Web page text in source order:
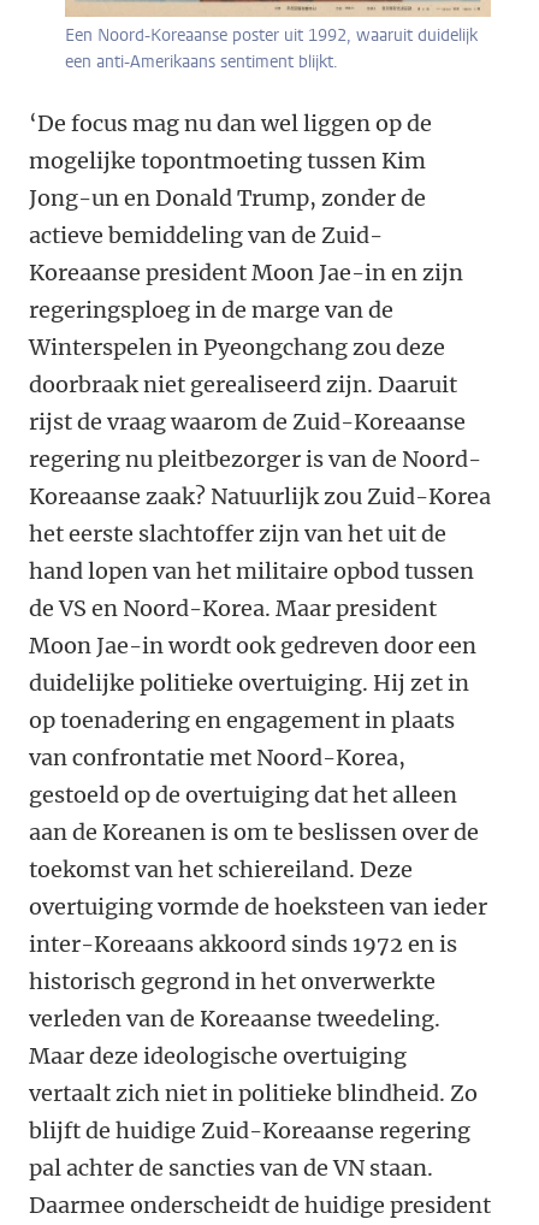
Een Noord-Koreaanse poster uit 1992, waaruit duidelijk
een anti-Amerikaans sentiment blijkt.
‘De focus mag nu dan wel liggen op de
mogelijke topontmoeting tussen Kim
Jong-un en Donald Trump, zonder de
actieve bemiddeling van de Zuid-
Koreaanse president Moon Jae-in en zijn
regeringsploeg in de marge van de
Winterspelen in Pyeongchang zou deze
doorbraak niet gerealiseerd zijn. Daaruit
rijst de vraag waarom de Zuid-Koreaanse
regering nu pleitbezorger is van de Noord-
Koreaanse zaak? Natuurlijk zou Zuid-Korea
het eerste slachtoffer zijn van het uit de
hand lopen van het militaire opbod tussen
de VS en Noord-Korea. Maar president
Moon Jae-in wordt ook gedreven door een
duidelijke politieke overtuiging. Hij zet in
op toenadering en engagement in plaats
van confrontatie met Noord-Korea,
gestoeld op de overtuiging dat het alleen
aan de Koreanen is om te beslissen over de
toekomst van het schiereiland. Deze
overtuiging vormde de hoeksteen van ieder
inter-Koreaans akkoord sinds 1972 en is
historisch gegrond in het onverwerkte
verleden van de Koreaanse tweedeling.
Maar deze ideologische overtuiging
vertaalt zich niet in politieke blindheid. Zo
blijft de huidige Zuid-Koreaanse regering
pal achter de sancties van de VN staan.
Daarmee onderscheidt de huidige president